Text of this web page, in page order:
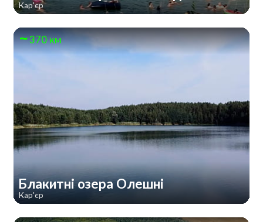
Кар'єр
370 км
Блакитні озера Олешні
Кар'єр